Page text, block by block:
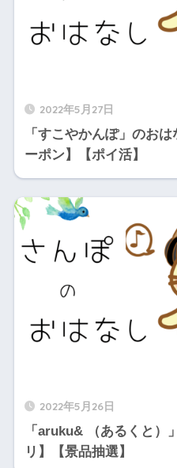
2022年5月27日
「すこやかんぽ」のお
ーポン】【ポイ活】
2022年5月26日
「aruku& （あるくと）
リ】【景品抽選】